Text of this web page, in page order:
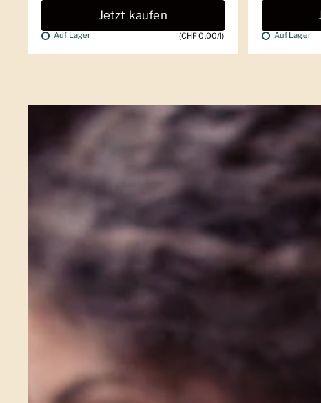
Jetzt kaufen
Auf Lager (CHF 0.00/l) Auf Lager